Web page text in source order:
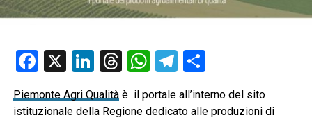
Facebook
X LinkedIn
Threads
WhatsApp
Telegram
Condividi
Piemonte Agri Qualitàè il portale all’interno del sito
istituzionale della Regione dedicato alle produzioni di